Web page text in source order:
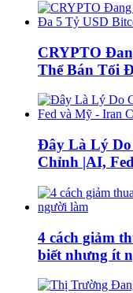
CRYPTO
Thể Bán Tối
Đây Là Lý
Chỉnh |AI,
4 cách giảm
biết nhưng ít